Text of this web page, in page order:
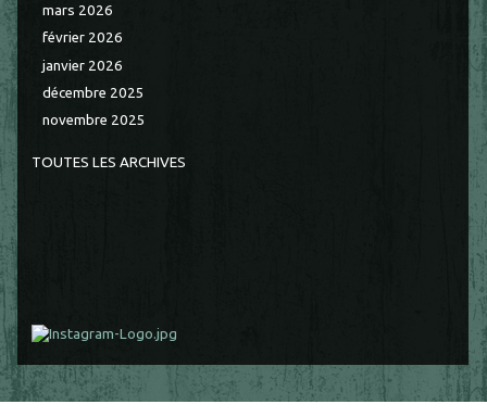
mars 2026
février 2026
janvier 2026
décembre 2025
novembre 2025
TOUTES LES ARCHIVES